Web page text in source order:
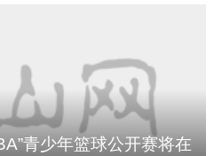
青少年篮球公开赛将在